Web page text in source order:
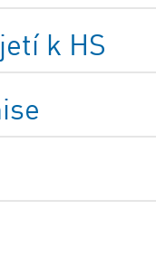
k HS